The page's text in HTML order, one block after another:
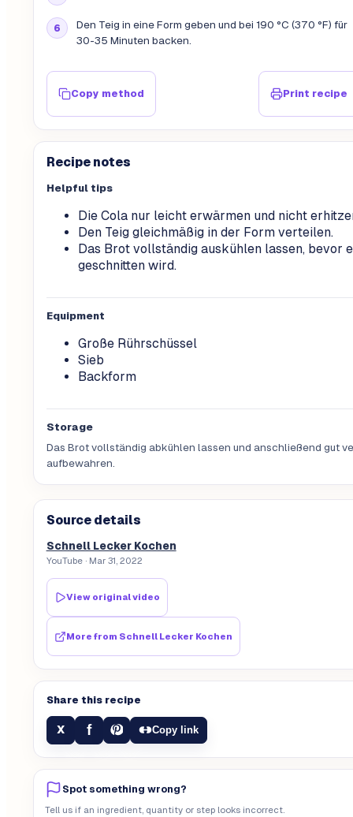
Den Teig in eine Form geben und bei 190 °C (370 °F) für
30-35 Minuten backen.
Copy method Print recipe
Recipe notes
Helpful tips
Die Cola nur leicht erwärmen und nicht
Den Teig gleichmäßig in der Form verteilen.
Das Brot vollständig auskühlen lassen, bevor
geschnitten wird.
Equipment
Große Rührschüssel
Sieb
Backform
Storage
Das Brot vollständig abkühlen lassen und anschließend gut
aufbewahren.
Source details
Schnell Lecker Kochen
YouTube· Mar 31, 2022
View original video
More from Schnell Lecker Kochen
Share this recipe
X f Copy link
Spot something wrong?
Tell us if an ingredient, quantity or step looks incorrect.